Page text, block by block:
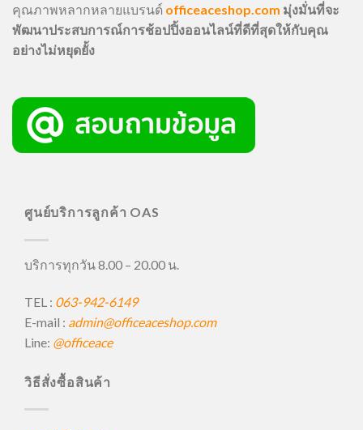
คุณภาพหลากหลายแบรนด์ officeaceshop.com มุ่งมั่นที่จะ
พัฒนาประสบการณ์การช้อปปิ้งออนไลน์ที่ดีที่สุดให้กับคุณ
อย่างไม่หยุดยั้ง
ศูนย์บริการลูกค้า OAS
บริการทุกวัน 8.00 – 20.00 น.
TEL : 063-942-6149
E-mail : admin@officeaceshop.com
Line: @officeace
วิธีสั่งซื้อสินค้า